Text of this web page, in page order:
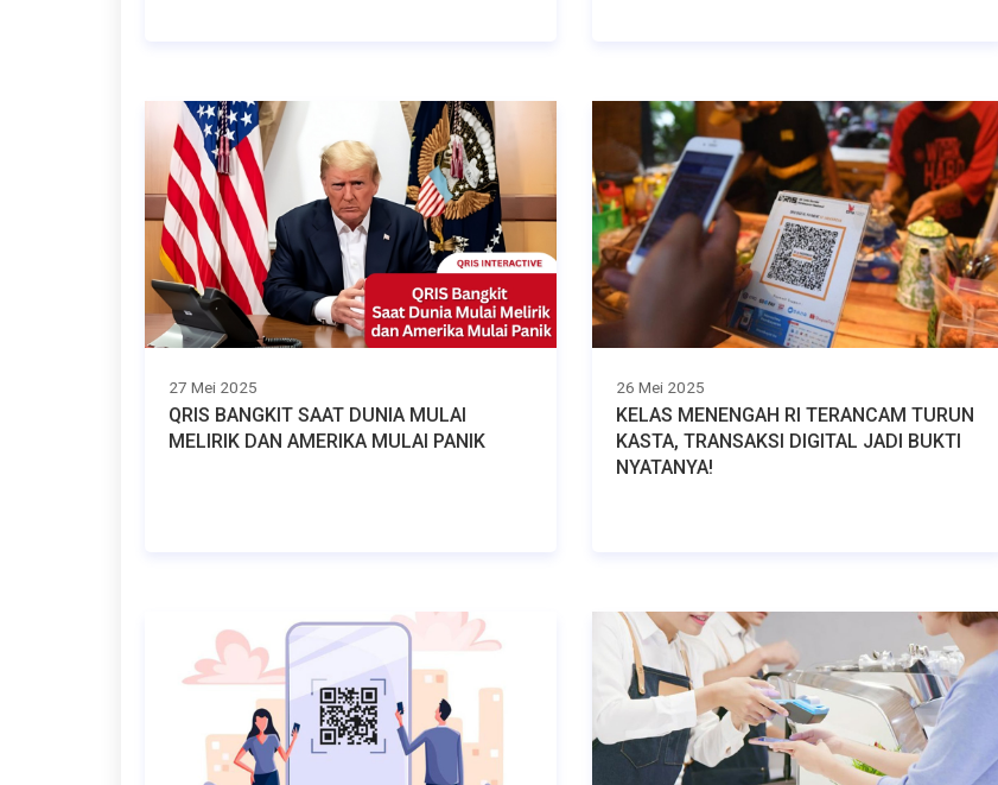
27 Mei 2025
QRIS BANGKIT SAAT DUNIA MULAI
MELIRIK DAN AMERIKA MULAI PANIK
26 Mei 2025
KELAS MENENGAH RI TERANCAM TURUN
KASTA, TRANSAKSI DIGITAL JADI BUKTI
NYATANYA!